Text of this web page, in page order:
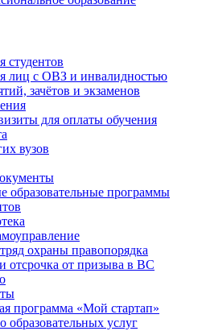
студентов
лиц с ОВЗ и инвалидностью
зачётов и экзаменов
для оплаты обучения
вузов
образовательные программы
охраны правопорядка
отсрочка от призыва в ВС
программа «Мой стартап»
образовательных услуг